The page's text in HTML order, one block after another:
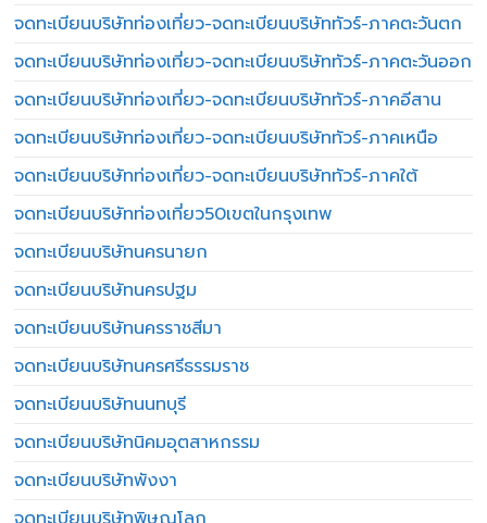
จดทะเบียนบริษัทท่องเที่ยว-จดทะเบียนบริษัททัวร์-ภาคตะวันตก
จดทะเบียนบริษัทท่องเที่ยว-จดทะเบียนบริษัททัวร์-ภาคตะวันออก
จดทะเบียนบริษัทท่องเที่ยว-จดทะเบียนบริษัททัวร์-ภาคอีสาน
จดทะเบียนบริษัทท่องเที่ยว-จดทะเบียนบริษัททัวร์-ภาคเหนือ
จดทะเบียนบริษัทท่องเที่ยว-จดทะเบียนบริษัททัวร์-ภาคใต้
จดทะเบียนบริษัทท่องเที่ยว50เขตในกรุงเทพ
จดทะเบียนบริษัทนครนายก
จดทะเบียนบริษัทนครปฐม
จดทะเบียนบริษัทนครราชสีมา
จดทะเบียนบริษัทนครศรีธรรมราช
จดทะเบียนบริษัทนนทบุรี
จดทะเบียนบริษัทนิคมอุตสาหกรรม
จดทะเบียนบริษัทพังงา